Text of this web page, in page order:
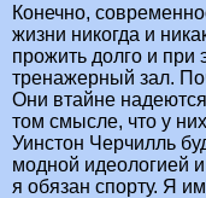
Конечно,
жизни никогда и
прожить долго и при
тренажерный зал.
Они втайне
том смысле, что у
Уинстон Черчилль
модной идеологией
я обязан спорту. Я